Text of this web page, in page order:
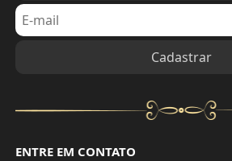
ENTRE EM CONTATO